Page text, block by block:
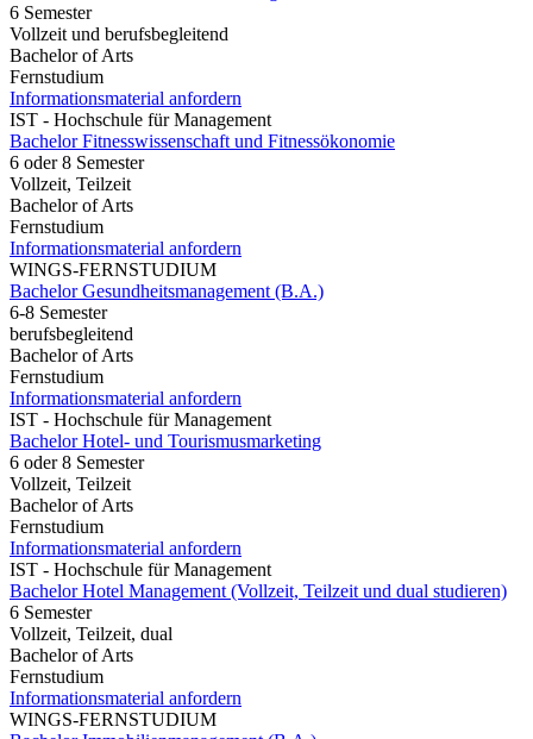
6 Semester
Vollzeit und berufsbegleitend
Bachelor of Arts
Fernstudium
Informationsmaterial anfordern
IST - Hochschule für Management
Bachelor Fitnesswissenschaft und Fitnessökonomie
6 oder 8 Semester
Vollzeit, Teilzeit
Bachelor of Arts
Fernstudium
Informationsmaterial anfordern
WINGS-FERNSTUDIUM
Bachelor Gesundheitsmanagement (B.A.)
6-8 Semester
berufsbegleitend
Bachelor of Arts
Fernstudium
Informationsmaterial anfordern
IST - Hochschule für Management
Bachelor Hotel- und Tourismusmarketing
6 oder 8 Semester
Vollzeit, Teilzeit
Bachelor of Arts
Fernstudium
Informationsmaterial anfordern
IST - Hochschule für Management
Bachelor Hotel Management (Vollzeit, Teilzeit und dual studieren)
6 Semester
Vollzeit, Teilzeit, dual
Bachelor of Arts
Fernstudium
Informationsmaterial anfordern
WINGS-FERNSTUDIUM